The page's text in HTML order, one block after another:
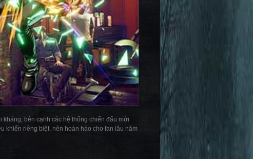
kháng, bên cạnh các hệ thống chiến đấu mới
khiển riêng biệt, nên hoàn hảo cho fan lâu năm